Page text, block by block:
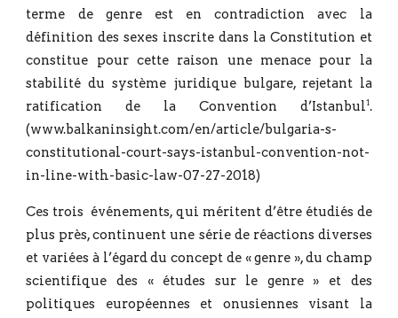
terme de genre est en contradiction avec la
définition des sexes inscrite dans la Constitution et
constitue pour cette raison une menace pour la
stabilité du système juridique bulgare, rejetant la
ratification de la Convention d’Istanbul1.
(www.balkaninsight.com/en/article/bulgaria-s-
constitutional-court-says-istanbul-convention-not-
in-line-with-basic-law-07-27-2018)
Ces trois événements, qui méritent d’être étudiés de
plus près, continuent une série de réactions diverses
et variées à l’égard du concept de « genre », du champ
scientifique des « études sur le genre » et des
politiques européennes et onusiennes visant la